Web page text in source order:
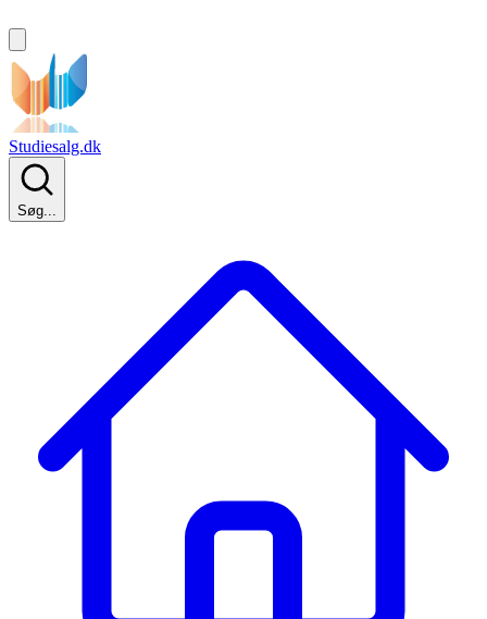
Studiesalg.dk
Søg...